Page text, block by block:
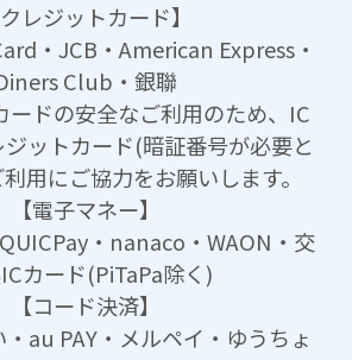
クレジットカード】
・JCB・American Express・
Club・銀聯
ドの安全なご利用のため、IC
ットカード(暗証番号が必要と
用にご協力をお願いします。
【電子マネー】
・nanaco・WAON・交
カード(PiTaPa除く)
【コード決済】
au PAY・メルペイ・ゆうちょ